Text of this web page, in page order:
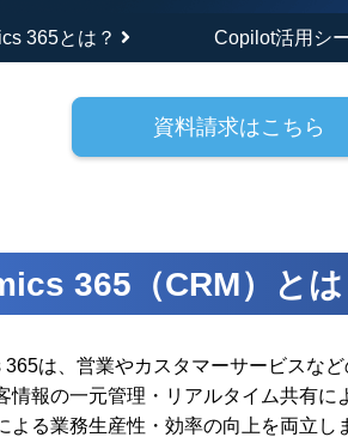
365とは？ Copilot活用シ
資料請求はこちら
365（CRM）とは
365は、営業やカスタマーサービスな
情報の一元管理・リアルタイム共有
よる業務生産性・効率の向上を両立し